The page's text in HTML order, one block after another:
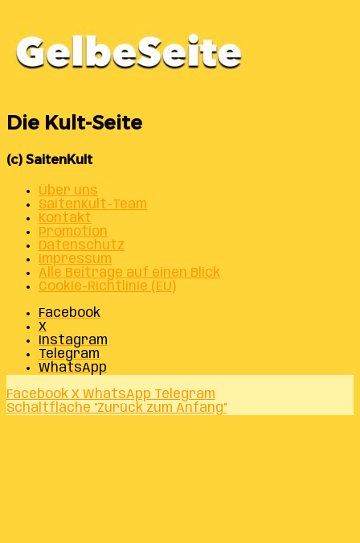
Die Kult-Seite
(c) SaitenKult
Über uns
SaitenKult-Team
Kontakt
Promotion
Datenschutz
Impressum
Alle Beiträge auf einen Blick
Cookie-Richtlinie (EU)
Facebook
X
Instagram
Telegram
WhatsApp
Facebook X WhatsApp Telegram
Schaltfläche "Zurück zum Anfang"